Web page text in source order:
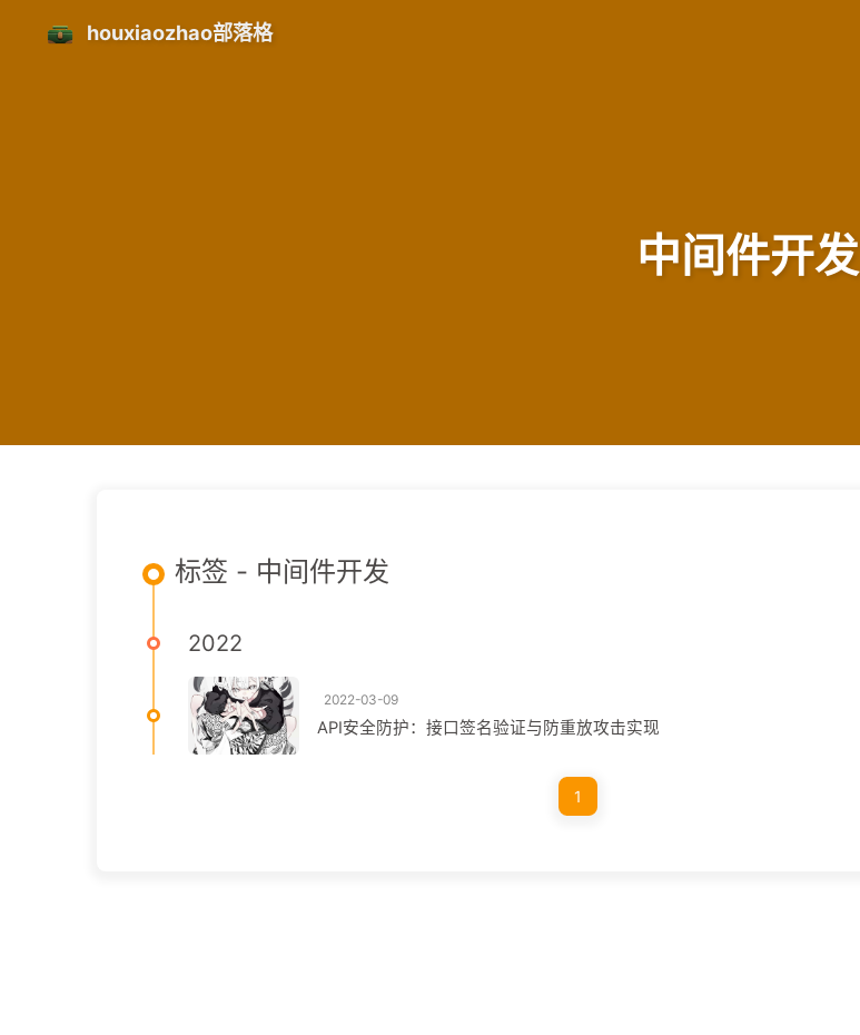
houxiaozhao部落格
中间件开发
标签 - 中间件开发
2022
2022-03-09
API安全防护：接口签名验证与防重放攻击实现
1